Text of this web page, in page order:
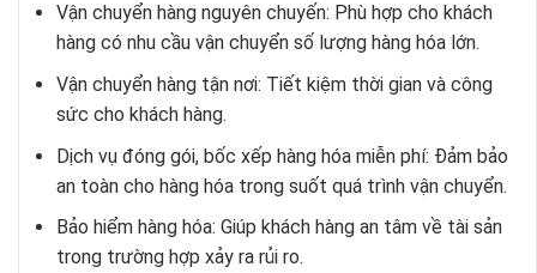
Vận chuyển hàng nguyên chuyến: Phù hợp cho khách
hàng có nhu cầu vận chuyển số lượng hàng hóa lớn.
Vận chuyển hàng tận nơi: Tiết kiệm thời gian và công
sức cho khách hàng.
Dịch vụ đóng gói, bốc xếp hàng hóa miễn phí: Đảm bảo
an toàn cho hàng hóa trong suốt quá trình vận chuyển.
Bảo hiểm hàng hóa: Giúp khách hàng an tâm về tài sản
trong trường hợp xảy ra rủi ro.